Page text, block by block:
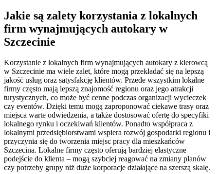
Jakie są zalety korzystania z lokalnych
firm wynajmujących autokary w
Szczecinie
Korzystanie z lokalnych firm wynajmujących autokary z kierowcą
w Szczecinie ma wiele zalet, które mogą przekładać się na lepszą
jakość usług oraz satysfakcję klientów. Przede wszystkim lokalne
firmy często mają lepszą znajomość regionu oraz jego atrakcji
turystycznych, co może być cenne podczas organizacji wycieczek
czy eventów. Dzięki temu mogą zaproponować ciekawe trasy oraz
miejsca warte odwiedzenia, a także dostosować ofertę do specyfiki
lokalnego rynku i oczekiwań klientów. Ponadto współpraca z
lokalnymi przedsiębiorstwami wspiera rozwój gospodarki regionu i
przyczynia się do tworzenia miejsc pracy dla mieszkańców
Szczecina. Lokalne firmy często oferują bardziej elastyczne
podejście do klienta – mogą szybciej reagować na zmiany planów
czy potrzeby grupy niż duże korporacje działające na szerszą skalę.